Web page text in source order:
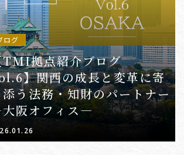
ログ
TMI拠点紹介ブログ
】関西の成長と変革に寄
う法務・知財のパートナー
阪オフィス―